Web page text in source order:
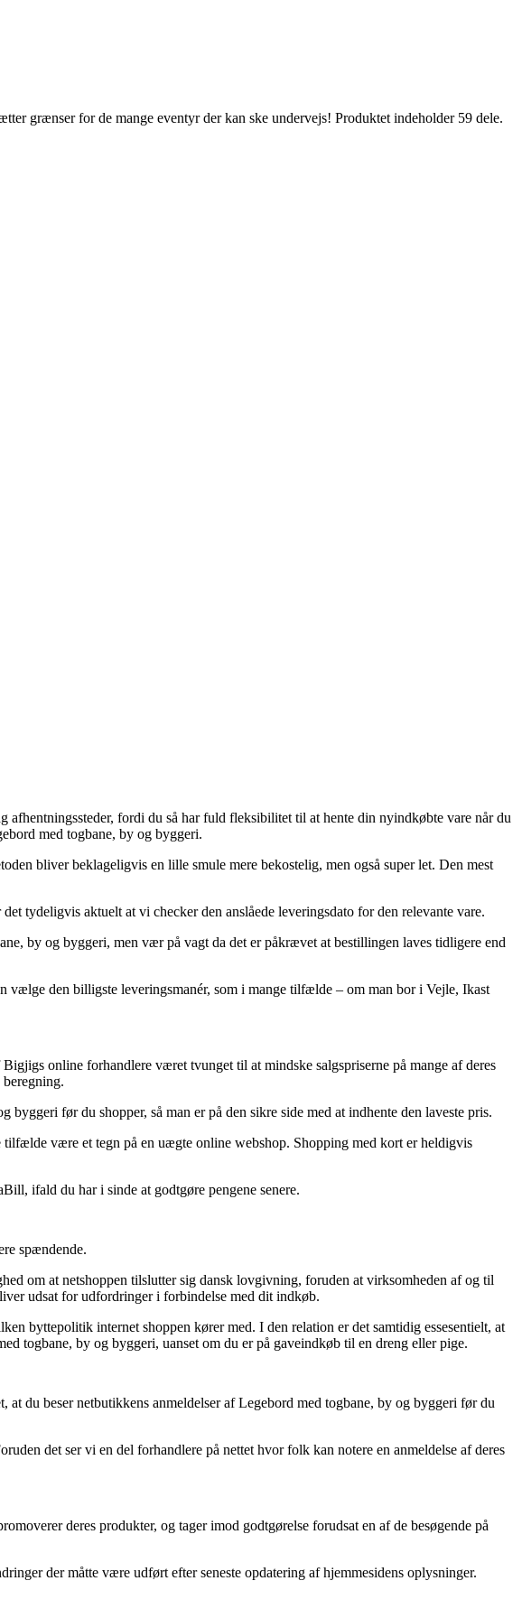
grænser for de mange eventyr der kan ske undervejs! Produktet indeholder 59 dele.
fordi du så har fuld fleksibilitet til at hente din nyindkøbte vare når du
med togbane, by og byggeri.
bliver beklageligvis en lille smule mere bekostelig, men også super let. Den mest
tydeligvis aktuelt at vi checker den anslåede leveringsdato for den relevante vare.
by og byggeri, men vær på vagt da det er påkrævet at bestillingen laves tidligere end
vælge den billigste leveringsmanér, som i mange tilfælde – om man bor i Vejle, Ikast
online forhandlere været tvunget til at mindske salgspriserne på mange af deres
før du shopper, så man er på den sikre side med at indhente den laveste pris.
være et tegn på en uægte online webshop. Shopping med kort er heldigvis
ifald du har i sinde at godtgøre pengene senere.
spændende.
om at netshoppen tilslutter sig dansk lovgivning, foruden at virksomheden af og til
udsat for udfordringer i forbindelse med dit indkøb.
byttepolitik internet shoppen kører med. I den relation er det samtidig essesentielt, at
togbane, by og byggeri, uanset om du er på gaveindkøb til en dreng eller pige.
du beser netbutikkens anmeldelser af Legebord med togbane, by og byggeri før du
det ser vi en del forhandlere på nettet hvor folk kan notere en anmeldelse af deres
deres produkter, og tager imod godtgørelse forudsat en af de besøgende på
der måtte være udført efter seneste opdatering af hjemmesidens oplysninger.